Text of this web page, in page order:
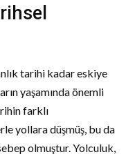
tarihi kadar eskiye
yaşamında önemli
farklı
yollara düşmüş, bu da
olmuştur. Yolculuk,